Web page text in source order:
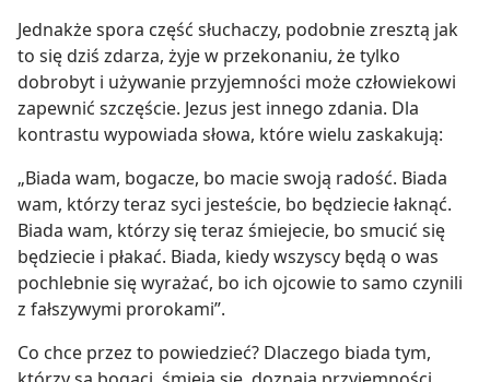
Jednakże spora część słuchaczy, podobnie zresztą jak
to się dziś zdarza, żyje w przekonaniu, że tylko
dobrobyt i używanie przyjemności może człowiekowi
zapewnić szczęście. Jezus jest innego zdania. Dla
kontrastu wypowiada słowa, które wielu zaskakują:
„Biada wam, bogacze, bo macie swoją radość. Biada
wam, którzy teraz syci jesteście, bo będziecie łaknąć.
Biada wam, którzy się teraz śmiejecie, bo smucić się
będziecie i płakać. Biada, kiedy wszyscy będą o was
pochlebnie się wyrażać, bo ich ojcowie to samo czynili
z fałszywymi prorokami”.
Co chce przez to powiedzieć? Dlaczego biada tym,